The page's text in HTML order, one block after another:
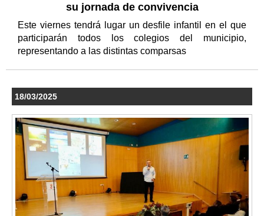
su jornada de convivencia
Este viernes tendrá lugar un desfile infantil en el que
participarán todos los colegios del municipio,
representando a las distintas comparsas
18/03/2025